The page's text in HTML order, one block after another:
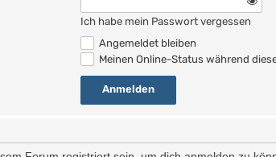
Ich habe mein Passwort vergessen
Angemeldet bleiben
Meinen Online-Status während